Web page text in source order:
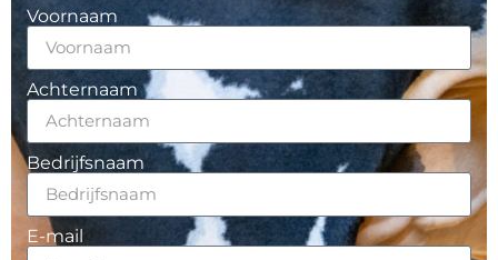
Voornaam
Achternaam
Bedrijfsnaam
E-mail